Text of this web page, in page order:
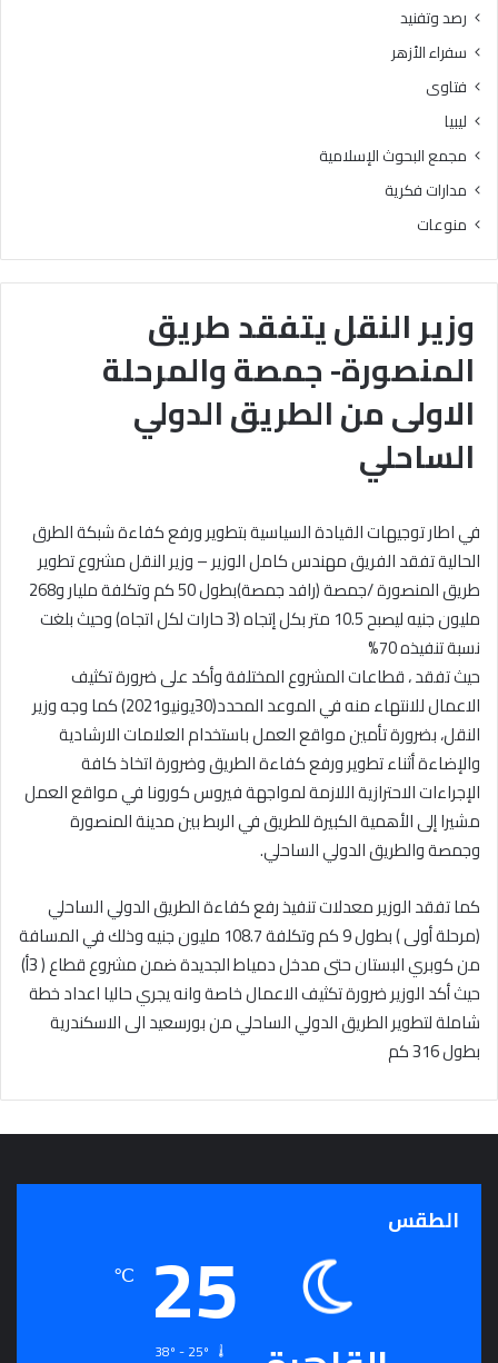
وزير النقل يتفقد طريق
المنصورة- جمصة والمرحلة
الاولى من الطريق الدولي
الساحلي
في اطار توجيهات القيادة السياسية بتطوير ورفع كفاءة شبكة الطرق
الحالية تفقد الفريق مهندس كامل الوزير – وزير النقل مشروع تطوير
طريق المنصورة /جمصة (رافد جمصة)بطول 50 كم وتكلفة مليار و268
مليون جنيه ليصبح 10.5 متر بكل إتجاه (3 حارات لكل اتجاه) وحيث بلغت
نسبة تنفيذه 70%
حيث تفقد ، قطاعات المشروع المختلفة وأكد على ضرورة تكثيف
الاعمال للانتهاء منه في الموعد المحدد(30يونيو2021) كما وجه وزير
النقل، بضرورة تأمين مواقع العمل باستخدام العلامات الارشادية
والإضاءة أثناء تطوير ورفع كفاءة الطريق وضرورة اتخاذ كافة
الإجراءات الاحترازية اللازمة لمواجهة فيروس كورونا في مواقع العمل
مشيرا إلى الأهمية الكبيرة للطريق في الربط بين مدينة المنصورة
وجمصة والطريق الدولي الساحلي.
كما تفقد الوزير معدلات تنفيذ رفع كفاءة الطريق الدولي الساحلي
(مرحلة أولى ) بطول 9 كم وتكلفة 108.7 مليون جنيه وذلك في المسافة
من كوبري البستان حتى مدخل دمياط الجديدة ضمن مشروع قطاع ( 3أ)
حيث أكد الوزير ضرورة تكثيف الاعمال خاصة وانه يجري حاليا اعداد خطة
شاملة لتطوير الطريق الدولي الساحلي من بورسعيد الى الاسكندرية
بطول 316 كم
رصد وتفنيد
سفراء الأزهر
فتاوى
ليبيا
مجمع البحوث الإسلامية
مدارات فكرية
منوعات
الطقس 25
℃